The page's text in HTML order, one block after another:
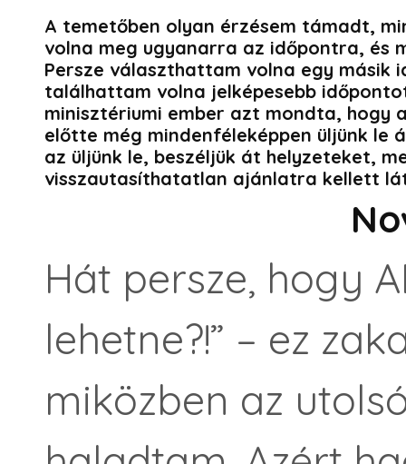
A temetőben olyan érzésem támadt,
volna meg ugyanarra az időpontra, és
Persze választhattam volna egy másik
találhattam volna jelképesebb
minisztériumi ember azt mondta, hogy
előtte még mindenféleképpen üljünk le
az üljünk le, beszéljük át helyzeteket,
visszautasíthatatlan ajánlatra kellett
Hát persze, hogy
lehetne?!” – ez
miközben az